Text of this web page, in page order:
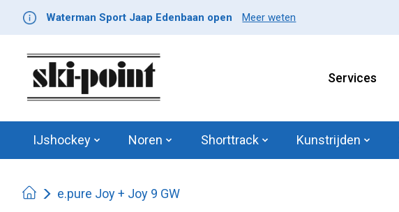
Waterman Sport Jaap Edenbaan open Meer weten
Services
IJshockey Noren Shorttrack Kunstrijden
e.pure Joy + Joy 9 GW